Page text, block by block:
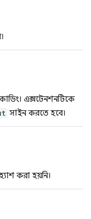
এক্সটেনশনটিকে
সাইন করতে হবে।
করা হয়নি।